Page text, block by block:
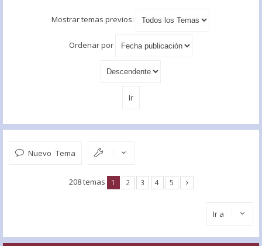
Mostrar temas previos:
Ordenar por
Nuevo Tema
208 temas 1 2 3 4 5
Ir a